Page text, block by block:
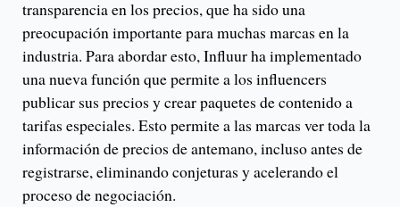
transparencia en los precios, que ha sido una
preocupación importante para muchas marcas en la
industria. Para abordar esto, Influur ha implementado
una nueva función que permite a los influencers
publicar sus precios y crear paquetes de contenido a
tarifas especiales. Esto permite a las marcas ver toda la
información de precios de antemano, incluso antes de
registrarse, eliminando conjeturas y acelerando el
proceso de negociación.